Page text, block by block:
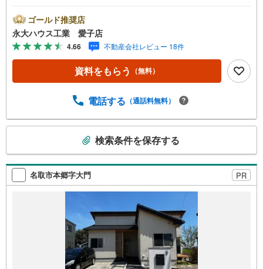
～仙台市を中心に宮城県内の多数店舗で展開中！こちらで
は当社の強みを大きく2つに分けてご紹介！1.＜豊富な不動
産知識＞戸建・マンション・土地…と種別を問わず不動産
を取り扱っております。さらに教育施設や商業施設、子育
て環境や行政などの地域情報を総合し、お客様により良い
物件選びをしていただけるよう、しっかりとサポートさせ
入】【売却】【引っ越し】【リフォーム】など住宅に関す
ンや各種税金についても、誠心誠意ご説明させていただき
ます。各店舗ではキッズスペースも完備！お子様連れのご
家族皆様で、ぜひお越しください。営業時間:10:00～18:00
（定休日:火・水曜日 ※店舗により変動あり）現地のご案
内も可能ですので、どうぞお気軽にお問い合わせくださ
い！
ゴールド推奨店
永大ハウス工業 愛子店
4.66 不動産会社レビュー 18件
資料をもらう （無料）
電話する （通話料無料）
検
索
条
検索条件を保存する
名取市本郷字大門 PR